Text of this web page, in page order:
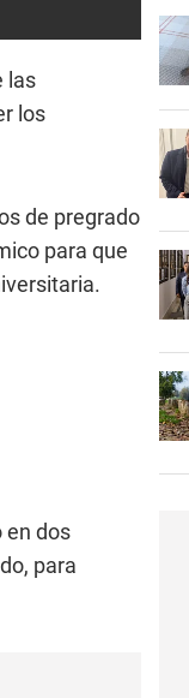
las
los
de pregrado
para que
en dos
para